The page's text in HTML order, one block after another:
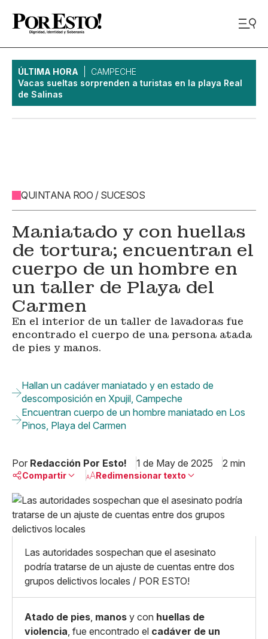
ÚLTIMA HORA
CAMPECHE
Vacas sueltas sorprenden a turistas en la playa Real
de Salinas
QUINTANA ROO / SUCESOS
Maniatado y con huellas
de tortura; encuentran el
cuerpo de un hombre en
un taller de Playa del
Carmen
En el interior de un taller de lavadoras fue
encontrado el cuerpo de una persona atada
de pies y manos.
Hallan un cadáver maniatado y en estado de
descomposición en Xpujil, Campeche
Encuentran cuerpo de un hombre maniatado en Los
Pinos, Playa del Carmen
Por Redacción Por Esto! 1 de May de 2025 2 min
Compartir
Linkedin
X
Whatsapp
Copiar enlace
Redimensionar texto
Pequeño
Mediano
Las autoridades sospechan que el asesinato
podría tratarse de un ajuste de cuentas entre dos
grupos delictivos locales / POR ESTO!
Atado de pies, manos y con huellas de
violencia, fue encontrado el cadáver de un